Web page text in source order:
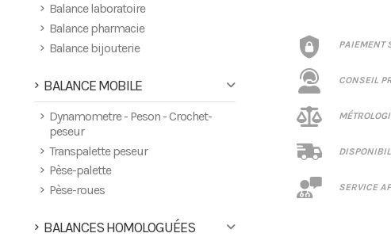
PAIEMENT
CONSEIL
SERVICE
Balance laboratoire
Balance pharmacie
Balance bijouterie
BALANCE MOBILE
Dynamometre - Peson - Crochet-
peseur
Transpalette peseur
Pèse-palette
Pèse-roues
BALANCES HOMOLOGUÉES